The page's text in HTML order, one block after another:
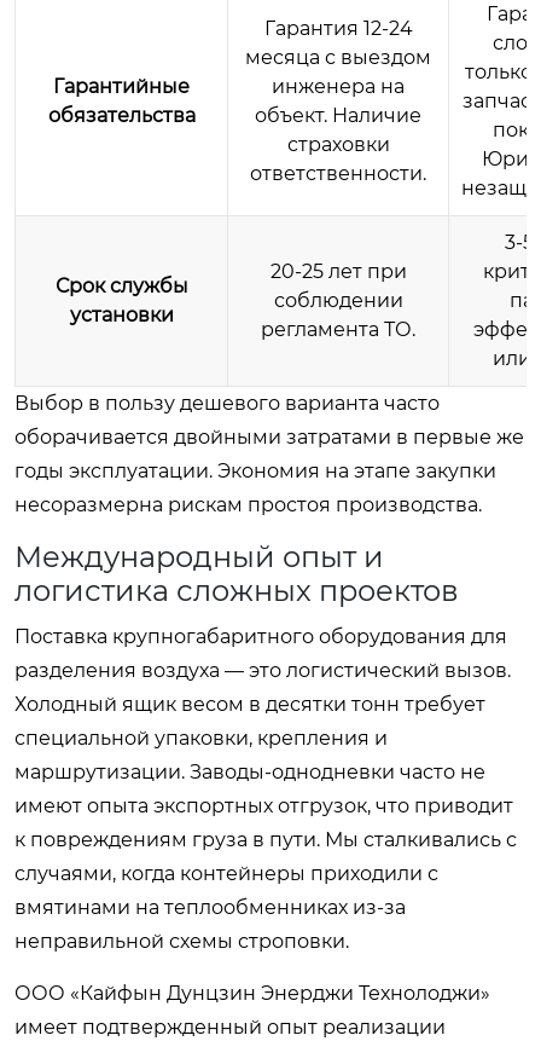
Гарантийные
обязательства
Гарантия 12-24
месяца с выездом
инженера на
объект. Наличие
страховки
ответственности.
только
Срок службы
установки
20-25 лет при
соблюдении
регламента ТО.
3-5
или
Выбор в пользу дешевого варианта часто
оборачивается двойными затратами в первые же
годы эксплуатации. Экономия на этапе закупки
несоразмерна рискам простоя производства.
Международный опыт и
логистика сложных проектов
Поставка крупногабаритного оборудования для
разделения воздуха — это логистический вызов.
Холодный ящик весом в десятки тонн требует
специальной упаковки, крепления и
маршрутизации. Заводы-однодневки часто не
имеют опыта экспортных отгрузок, что приводит
к повреждениям груза в пути. Мы сталкивались с
случаями, когда контейнеры приходили с
вмятинами на теплообменниках из-за
неправильной схемы строповки.
ООО «Кайфын Дунцзин Энерджи Технолоджи»
имеет подтвержденный опыт реализации